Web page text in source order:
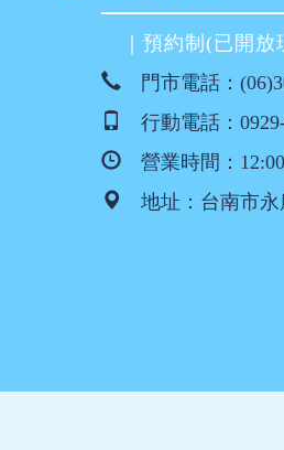
｜預約制(已開放
門市電話：
行動電話：
營業時間：
地址： 台南市永